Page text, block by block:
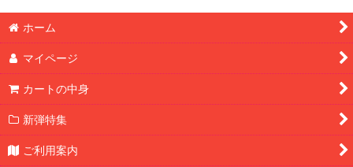
ホーム
マイページ
カートの中身
新弾特集
ご利用案内